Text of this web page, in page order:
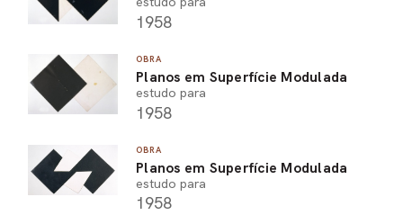
1958
OBRA
Planos em Superfície Modulada
estudo para
1958
OBRA
Planos em Superfície Modulada
estudo para
1958